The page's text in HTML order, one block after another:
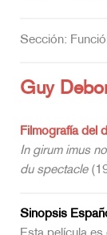
Sección:
Guy
Filmografía del
In girum imus
du spectacle
Sinopsis